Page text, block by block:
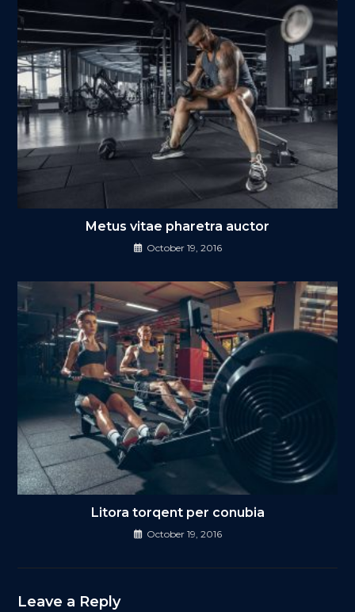
Metus vitae pharetra auctor
October 19, 2016
Litora torqent per conubia
October 19, 2016
Leave a Reply